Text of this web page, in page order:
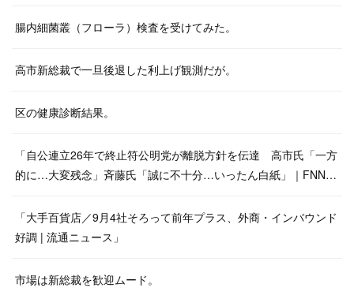
腸内細菌叢（フローラ）検査を受けてみた。
高市新総裁で一旦後退した利上げ観測だが。
区の健康診断結果。
「自公連立26年で終止符公明党が離脱方針を伝達 高市氏「一方
的に…大変残念」斉藤氏「誠に不十分…いったん白紙」｜FNN…
「大手百貨店／9月4社そろって前年プラス、外商・インバウンド
好調 | 流通ニュース」
市場は新総裁を歓迎ムード。